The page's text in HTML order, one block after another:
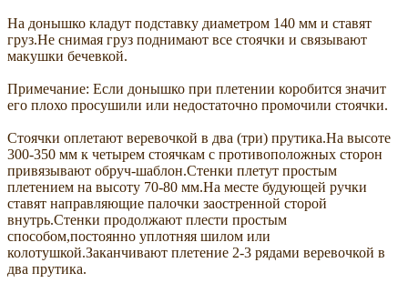
На донышко кладут подставку диаметром 140 мм и ставят
груз.Не снимая груз поднимают все стоячки и связывают
макушки бечевкой.
Примечание: Если донышко при плетении коробится значит
его плохо просушили или недостаточно промочили стоячки.
Стоячки оплетают веревочкой в два (три) прутика.На высоте
300-350 мм к четырем стоячкам с противоположных сторон
привязывают обруч-шаблон.Стенки плетут простым
плетением на высоту 70-80 мм.На месте будующей ручки
ставят направляющие палочки заостренной сторой
внутрь.Стенки продолжают плести простым
способом,постоянно уплотняя шилом или
колотушкой.Заканчивают плетение 2-3 рядами веревочкой в
два прутика.